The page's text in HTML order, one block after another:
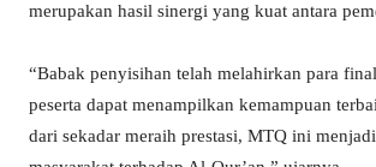
merupakan hasil sinergi yang kuat antara
“Babak penyisihan telah melahirkan para
peserta dapat menampilkan kemampuan
dari sekadar meraih prestasi, MTQ ini